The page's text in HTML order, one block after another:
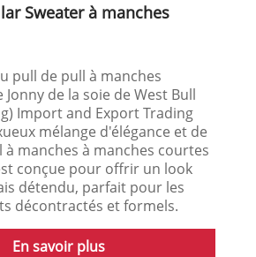
Sweater à manches
pull de pull à manches
de la soie de West Bull
Import and Export Trading
mélange d'élégance et de
à manches à manches courtes
conçue pour offrir un look
détendu, parfait pour les
décontractés et formels.
En savoir plus